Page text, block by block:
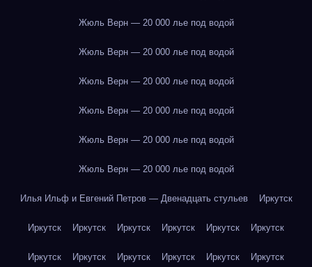
Жюль Верн — 20 000 лье под водой
Жюль Верн — 20 000 лье под водой
Жюль Верн — 20 000 лье под водой
Жюль Верн — 20 000 лье под водой
Жюль Верн — 20 000 лье под водой
Жюль Верн — 20 000 лье под водой
Илья Ильф и Евгений Петров — Двенадцать стульев Иркутск
Иркутск Иркутск Иркутск Иркутск Иркутск Иркутск
Иркутск Иркутск Иркутск Иркутск Иркутск Иркутск